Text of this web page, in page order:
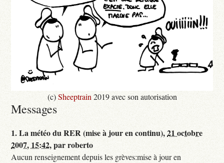
(c)Sheeptrain 2019 avec son autorisation
Messages
1.La météo du RER (mise à jour en continu),21 octobre
2007, 15:42,parroberto
Aucun renseignement depuis les grèves:mise à jour en